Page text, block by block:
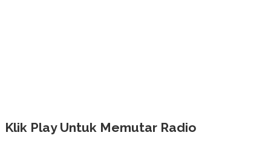
Klik Play Untuk Memutar Radio